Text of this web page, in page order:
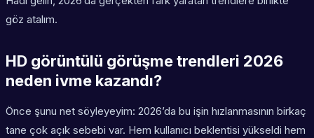
göz atalım.
HD görüntülü görüşme trendleri 2026
neden ivme kazandı?
Önce şunu net söyleyeyim: 2026’da bu işin hızlanmasının birkaç
tane çok açık sebebi var. Hem kullanıcı beklentisi yükseldi hem